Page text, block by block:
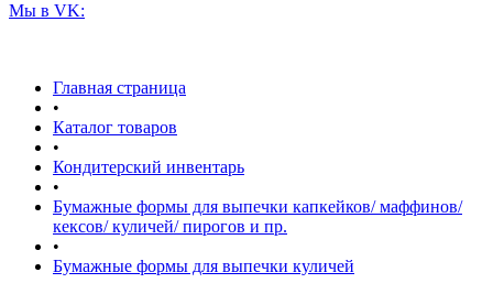
Мы в VK:
Главная страница
•
Каталог товаров
•
Кондитерский инвентарь
•
Бумажные формы для выпечки капкейков/ маффинов/
кексов/ куличей/ пирогов и пр.
•
Бумажные формы для выпечки куличей